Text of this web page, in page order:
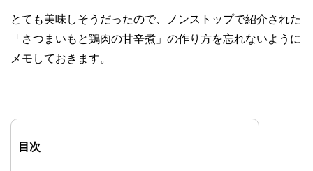
とても美味しそうだったので、ノンストップで紹介された
「さつまいもと鶏肉の甘辛煮」の作り方を忘れないように
メモしておきます。
目次